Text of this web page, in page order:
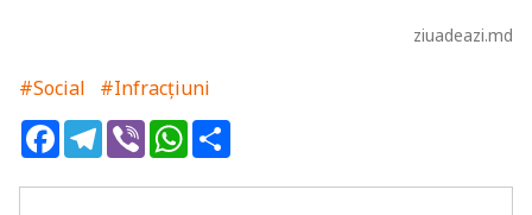
ziuadeazi.md
#Social
#Infracțiuni
FacebookTelegram
ViberWhatsApp